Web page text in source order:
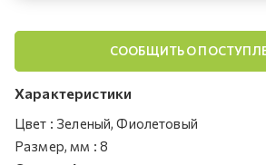
СООБЩИТЬ О
Характеристики
Цвет : Зеленый, Фиолетовый
Размер, мм : 8